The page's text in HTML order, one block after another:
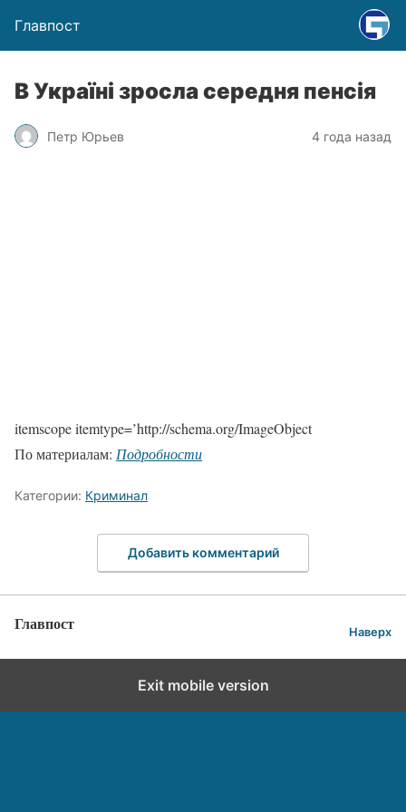
Главпост
В Україні зросла середня пенсія
Петр Юрьев 4 года назад
itemscope itemtype=’http://schema.org/ImageObject
По материалам: Подробности
Категории: Криминал
Добавить комментарий
Главпост Наверх
Exit mobile version